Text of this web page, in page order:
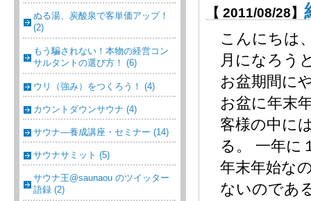
ぬる湯、炭酸泉で客単価アップ！
(2)
もう騙されない！本物の経営コン
サルタントの選び方！ (6)
ウリ（強み）をつくろう！ (4)
カウントダウンサウナ (4)
サウナ―養成講座・セミナー (14)
サウナサミット (5)
サウナ王@saunaou のツイッター
語録 (2)
【 2011/08/28】
こんにちは
月になろう
お盆期間に
お盆に年末
客様の中に
る。 一年に
年末年始な
ないのであ